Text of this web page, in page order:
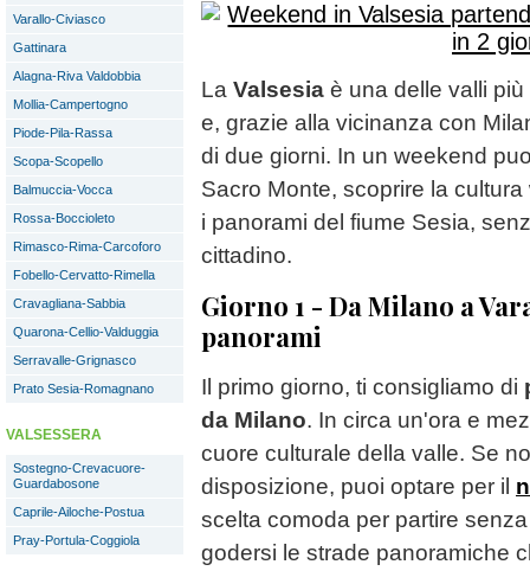
Varallo-Civiasco
Gattinara
Alagna-Riva Valdobbia
Mollia-Campertogno
Piode-Pila-Rassa
Scopa-Scopello
Balmuccia-Vocca
Rossa-Boccioleto
Rimasco-Rima-Carcoforo
Fobello-Cervatto-Rimella
Cravagliana-Sabbia
Quarona-Cellio-Valduggia
Serravalle-Grignasco
Prato Sesia-Romagnano
VALSESSERA
Sostegno-Crevacuore-
Guardabosone
Caprile-Ailoche-Postua
Pray-Portula-Coggiola
La Valsesia è una delle valli
e, grazie alla vicinanza con
di due giorni. In un weekend
Sacro Monte, scoprire la
i panorami del fiume Sesia,
cittadino.
Giorno 1 - Da Milano a
panorami
Il primo giorno, ti consigliamo di
da Milano. In circa un'ora e
cuore culturale della valle. Se
disposizione, puoi optare per il
scelta comoda per partire
godersi le strade panoramiche